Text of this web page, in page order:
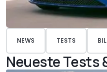
NEWS TESTS
Neueste Tests